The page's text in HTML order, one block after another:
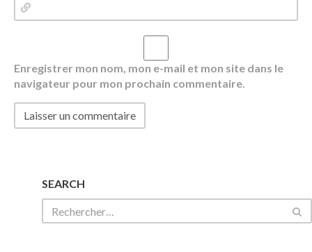
Enregistrer mon nom, mon e-mail et mon site dans le
navigateur pour mon prochain commentaire.
SEARCH